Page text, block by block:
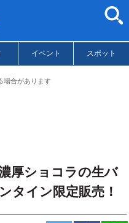
イベント スポット
場合があります
厚ショコラの生バ
タイン限定販売！